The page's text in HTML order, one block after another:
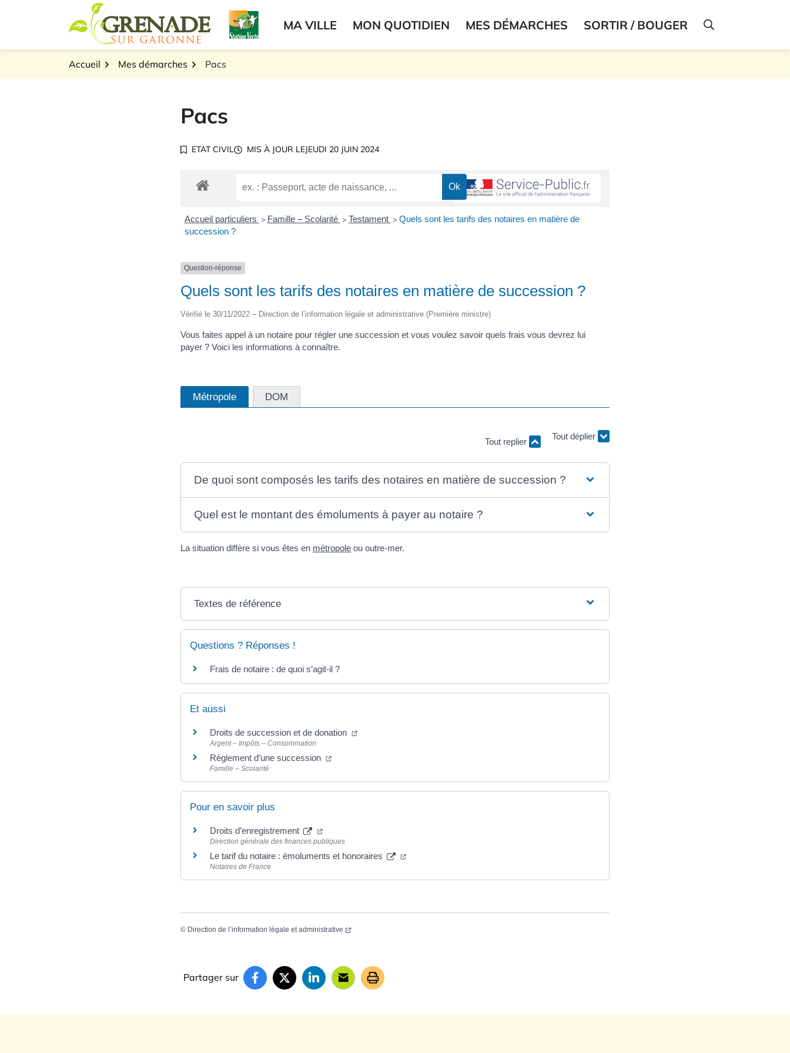
Logo Grenade sur GaronneMA VILLE MON QUOTIDIEN MES DÉMARCHES SORTIR / BOUGER AFFICHER LA
Accueil Mes démarches Pacs
Pacs
ETAT CIVIL MIS À JOUR LEJEUDI 20 JUIN 2024
Accueil particuliers > Famille – Scolarité > Testament > Quels sont les tarifs des notaires en matière de
succession ?
Question-réponse
Quels sont les tarifs des notaires en matière de succession ?
Vérifié le 30/11/2022 – Direction de l’information légale et administrative (Première ministre)
Vous faites appel à un notaire pour régler une succession et vous voulez savoir quels frais vous devrez lui
payer ? Voici les informations à connaître.
Métropole DOM
Tout replier Tout déplier
De quoi sont composés les tarifs des notaires en matière de succession ?
Quel est le montant des émoluments à payer au notaire ?
La situation diffère si vous êtes en métropole ou outre-mer.
Textes de référence
Questions ? Réponses !
Frais de notaire : de quoi s’agit-il ?
Et aussi
Droits de succession et de donation
Argent – Impôts – Consommation
Règlement d’une succession
Famille – Scolarité
Pour en savoir plus
Droits d’enregistrement
Direction générale des finances publiques
Le tarif du notaire : émoluments et honoraires
Notaires de France
© Direction de l’information légale et administrative
Partager sur